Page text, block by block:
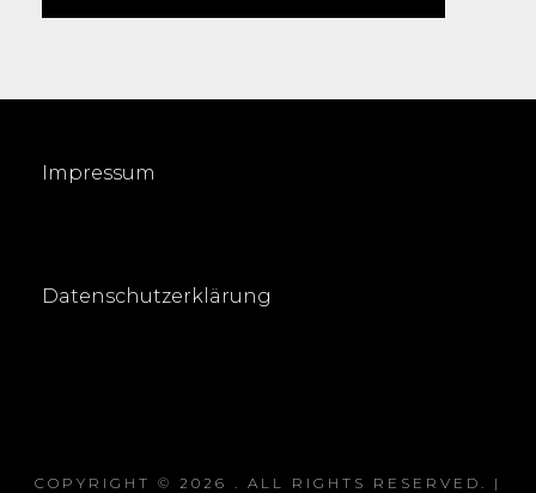
Impressum
Datenschutzerklärung
COPYRIGHT © 2026 . ALL RIGHTS RESERVED. |